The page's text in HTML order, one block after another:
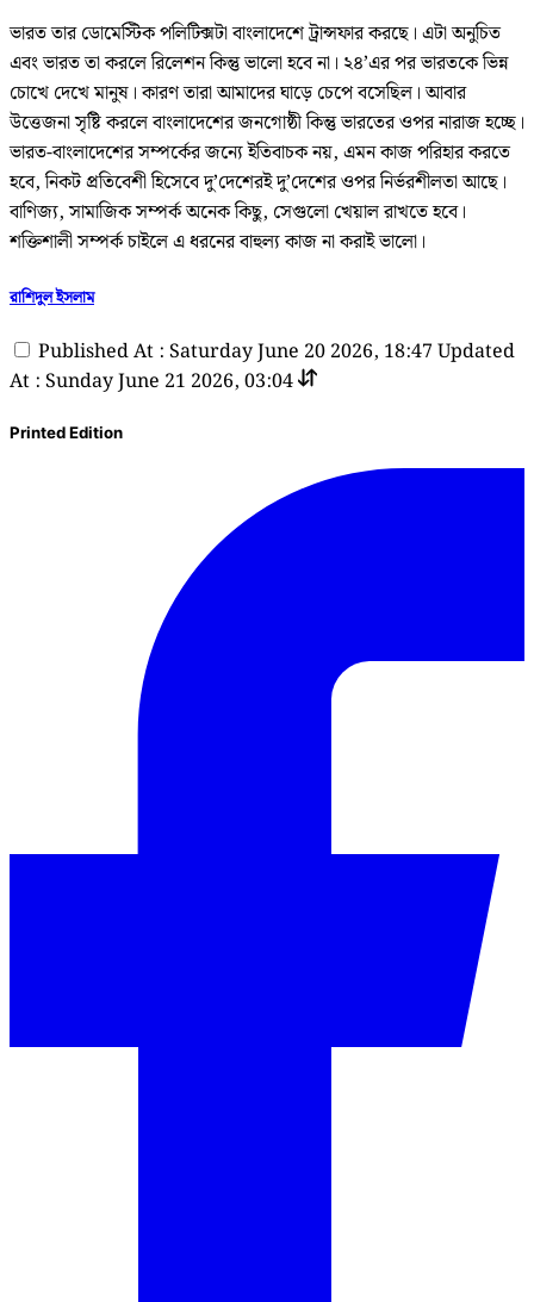
ভারত তার ডোমেস্টিক পলিটিক্সটা বাংলাদেশে ট্রান্সফার করছে। এটা অনুচিত
এবং ভারত তা করলে রিলেশন কিন্তু ভালো হবে না। ২৪’এর পর ভারতকে ভিন্ন
চোখে দেখে মানুষ। কারণ তারা আমাদের ঘাড়ে চেপে বসেছিল। আবার
উত্তেজনা সৃষ্টি করলে বাংলাদেশের জনগোষ্ঠী কিন্তু ভারতের ওপর নারাজ হচ্ছে।
ভারত-বাংলাদেশের সম্পর্কের জন্যে ইতিবাচক নয়, এমন কাজ পরিহার করতে
হবে, নিকট প্রতিবেশী হিসেবে দু’দেশেরই দু’দেশের ওপর নির্ভরশীলতা আছে।
বাণিজ্য, সামাজিক সম্পর্ক অনেক কিছু, সেগুলো খেয়াল রাখতে হবে।
শক্তিশালী সম্পর্ক চাইলে এ ধরনের বাহুল্য কাজ না করাই ভালো।
রাশিদুল ইসলাম
Published At : Saturday June 20 2026, 18:47 Updated
At : Sunday June 21 2026, 03:04
Printed Edition